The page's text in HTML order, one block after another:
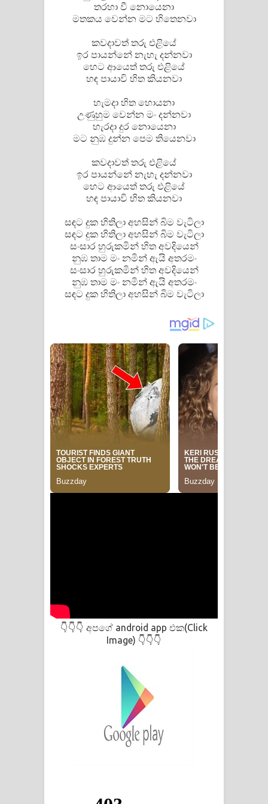
Aramuna Song Lyrics - අරමුණ ගීතයේ
Sandata Duka Hithila Song Lyrics -
සඳට දුක හිතිලා ගීතයේ පද පෙළ
Sihina Song Lyrics - සිහින ගීතයේ පද
පෙළ
පෙළ
Dannawada Mawa Song Lyrics -
දන්නවාද මාව ගීතයේ පද පෙළ
NEENA Song Lyrics - නීනා ගීතයේ පද
පෙළ
තරහා වී නොයෙනා
මතකය වෙන්න මට හිතෙනවා
කවදාවත් තරු එළියේ
ඉර පායන්නේ නැහැ දන්නවා
හෙට ආයෙත් තරු එළියේ
හඳ පායාවි හිත කියනවා
හැමදා හිත හොයනා
උණුහුම වෙන්න මං දන්නවා
හැරදා දුර නොයෙනා
මට නුඹ දුන්න පෙම තියෙනවා
කවදාවත් තරු එළියේ
ඉර පායන්නේ නැහැ දන්නවා
හෙට ආයෙත් තරු එළියේ
හඳ පායාවි හිත කියනවා
සඳට දුක හිතිලා අහසින් බිම වැටිලා
සඳට දුක හිතිලා අහසින් බිම වැටිලා
සංසාර හුරුකමින් හිත අවදියෙන්
නුඹ තාම මං නමින් ඇයි අතරමං
සංසාර හුරුකමින් හිත අවදියෙන්
නුඹ තාම මං නමින් ඇයි අතරමං
සඳට දුක හිතිලා අහසින් බිම වැටිලා
👇👇👇 අපගේ android app එක(Click
Image) 👇👇👇